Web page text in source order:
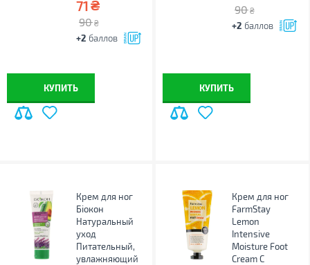
71₴
90 ₴
+2 баллов
КУПИТЬ
90 ₴
+2 баллов
КУПИТЬ
Крем для ног
Біокон
Натуральный
уход
Питательный,
увлажняющий
Крем для ног
FarmStay
Lemon
Intensive
Moisture Foot
Cream С